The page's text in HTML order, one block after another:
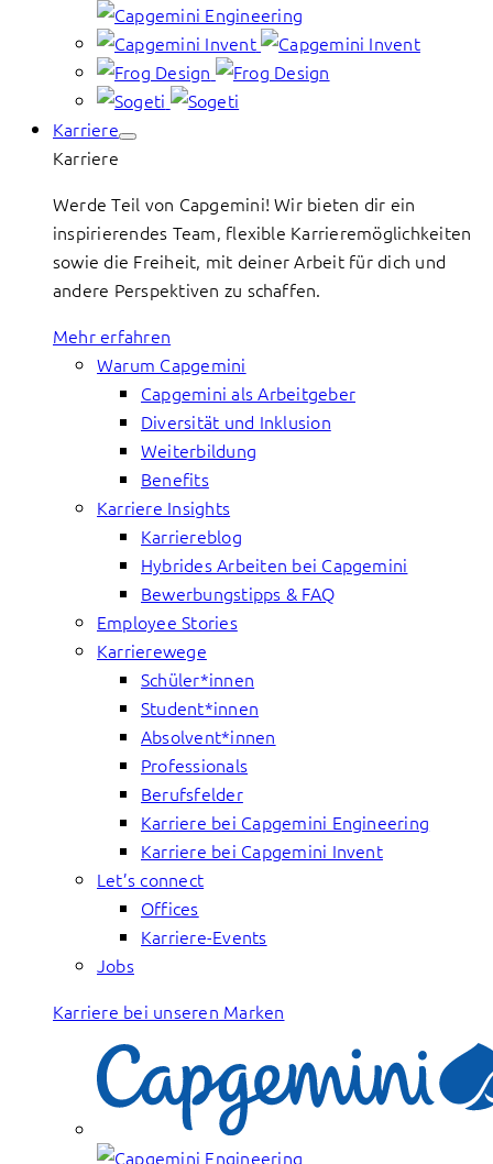
Karriere
Karriere
Werde Teil von Capgemini! Wir bieten dir ein
inspirierendes Team, flexible Karrieremöglichkeiten
sowie die Freiheit, mit deiner Arbeit für dich und
andere Perspektiven zu schaffen.
Mehr erfahren
Warum Capgemini
Capgemini als Arbeitgeber
Diversität und Inklusion
Weiterbildung
Benefits
Karriere Insights
Karriereblog
Hybrides Arbeiten bei Capgemini
Bewerbungstipps & FAQ
Employee Stories
Karrierewege
Schüler*innen
Student*innen
Absolvent*innen
Professionals
Berufsfelder
Karriere bei Capgemini Engineering
Karriere bei Capgemini Invent
Let’s connect
Offices
Karriere-Events
Jobs
Karriere bei unseren Marken